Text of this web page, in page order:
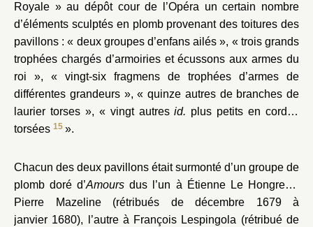
Royale » au dépôt cour de l’Opéra un certain nombre
d’éléments sculptés en plomb provenant des toitures des
pavillons : « deux groupes d’enfans ailés », « trois grands
trophées chargés d’armoiries et écussons aux armes du
roi », « vingt-six fragmens de trophées d’armes de
différentes grandeurs », « quinze autres de branches de
laurier torses », « vingt autresid. plus petits en cordes
torsées 15».
Chacun des deux pavillons était surmonté d’un groupe de
plomb doré d’Amours dus l’un à Étienne Le Hongre et
Pierre Mazeline (rétribués de décembre 1679 à
janvier 1680), l’autre à François Lespingola (rétribué de